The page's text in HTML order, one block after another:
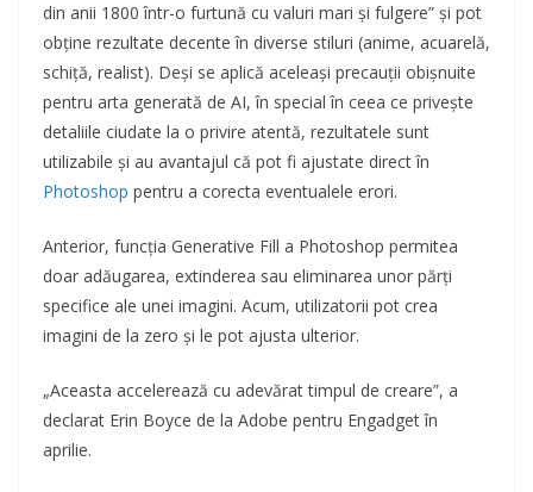
din anii 1800 într-o furtună cu valuri mari și fulgere” și pot
obține rezultate decente în diverse stiluri (anime, acuarelă,
schiță, realist). Deși se aplică aceleași precauții obișnuite
pentru arta generată de AI, în special în ceea ce privește
detaliile ciudate la o privire atentă, rezultatele sunt
utilizabile și au avantajul că pot fi ajustate direct în
Photoshop pentru a corecta eventualele erori.
Anterior, funcția Generative Fill a Photoshop permitea
doar adăugarea, extinderea sau eliminarea unor părți
specifice ale unei imagini. Acum, utilizatorii pot crea
imagini de la zero și le pot ajusta ulterior.
„Aceasta accelerează cu adevărat timpul de creare”, a
declarat Erin Boyce de la Adobe pentru Engadget în
aprilie.